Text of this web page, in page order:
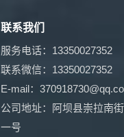
联系我们
服务电话：13350027352
联系微信：13350027352
E-mail：
公司地址：阿坝县崇拉南
一号